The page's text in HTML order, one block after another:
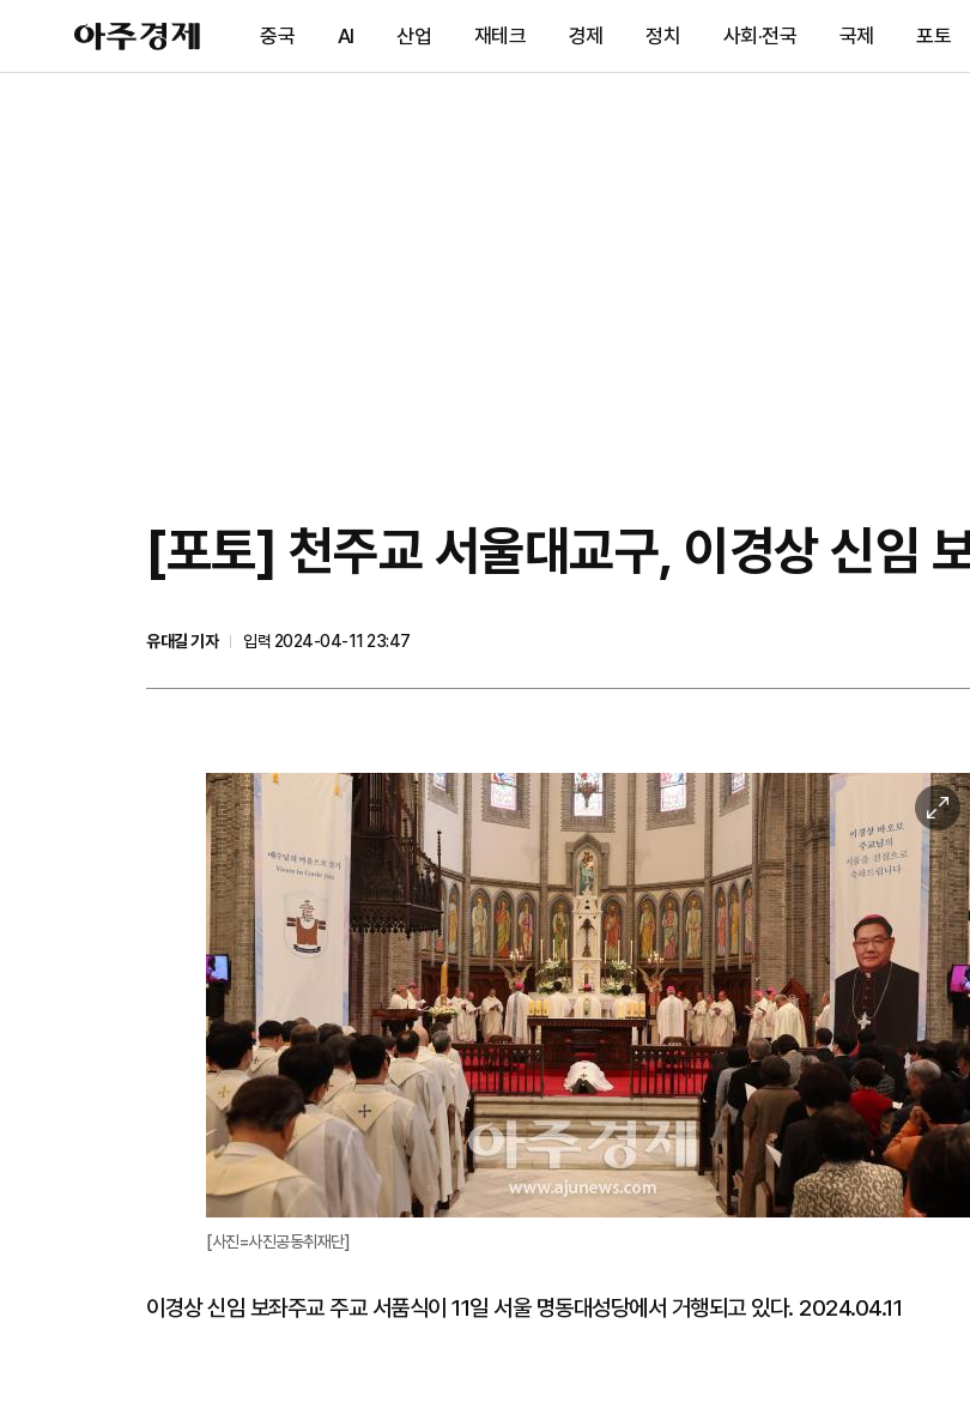
아
주
제
중국 AI 산업 재테크 경제 정치 사회·전국 국제 포토
[포토] 천주교 서울대교구, 이경상 신임
유대길 기자
입력 2024-04-11 23:47
이
미
지
확
대
[사진=사진공동취재단]
이경상 신임 보좌주교 주교 서품식이 11일 서울 명동대성당에서 거행되고 있다. 2024.04.11